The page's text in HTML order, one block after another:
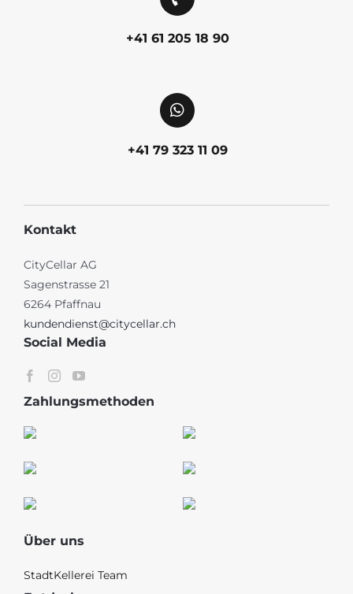
+41 61 205 18 90
+41 79 323 11 09
Kontakt
CityCellar AG
Sagenstrasse 21
6264 Pfaffnau
kundendienst@citycellar.ch
Social Media
Zahlungsmethoden
Über uns
StadtKellerei Team